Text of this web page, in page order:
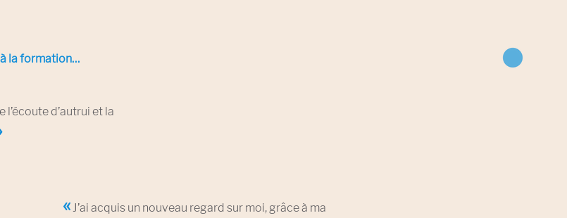
la formation…
«J’ai acquis un nouveau regard sur moi, grâce à ma
l’écoute d’autrui et la